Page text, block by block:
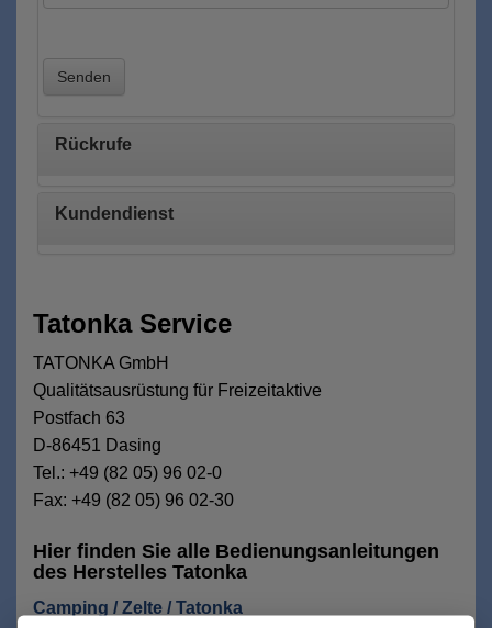
Senden
Rückrufe
Kundendienst
Tatonka Service
TATONKA GmbH
Qualitätsausrüstung für Freizeitaktive
Postfach 63
D-86451 Dasing
Tel.: +49 (82 05) 96 02-0
Fax: +49 (82 05) 96 02-30
Hier finden Sie alle Bedienungsanleitungen
des Herstelles Tatonka
Camping / Zelte / Tatonka